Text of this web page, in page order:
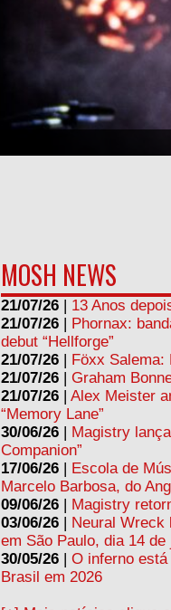
MOSH NEWS
21/07/26
13 Anos
21/07/26
Phornax:
debut “Hellforge”
21/07/26
Föxx Salema:
21/07/26
Graham
21/07/26
Alex Meister
“Memory Lane”
30/06/26
Magistry
Companion”
17/06/26
Escola de
Marcelo Barbosa, do
09/06/26
Magistry
03/06/26
Neural Wreck
em São Paulo, dia 14 de
30/05/26
O inferno
Brasil em 2026